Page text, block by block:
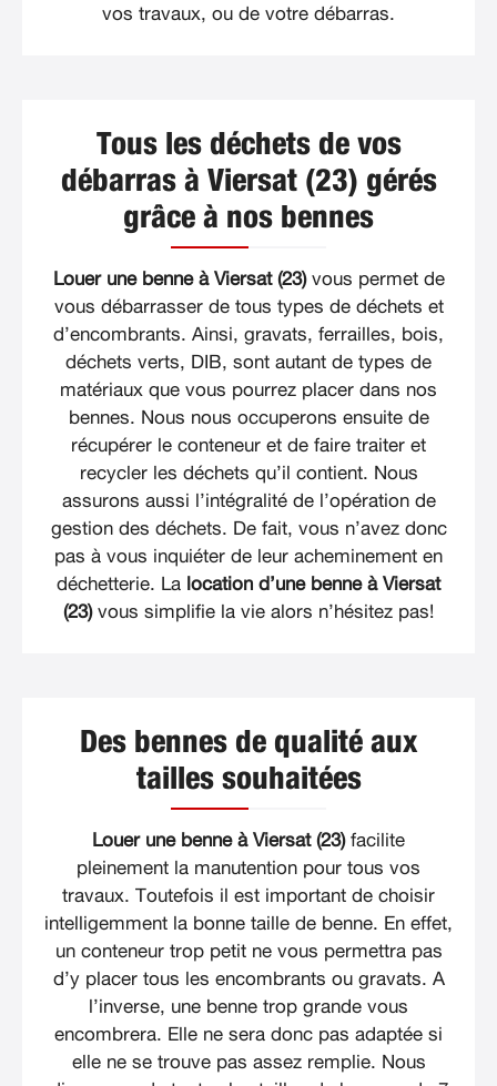
vos travaux, ou de votre débarras.
Tous les déchets de vos
débarras à Viersat (23) gérés
grâce à nos bennes
Louer une benne à Viersat (23)vous permet de
vous débarrasser de tous types de déchets et
d’encombrants. Ainsi, gravats, ferrailles, bois,
déchets verts, DIB, sont autant de types de
matériaux que vous pourrez placer dans nos
bennes. Nous nous occuperons ensuite de
récupérer le conteneur et de faire traiter et
recycler les déchets qu’il contient. Nous
assurons aussi l’intégralité de l’opération de
gestion des déchets. De fait, vous n’avez donc
pas à vous inquiéter de leur acheminement en
déchetterie. La location d’une benne à Viersat
(23)vous simplifie la vie alors n’hésitez pas!
Des bennes de qualité aux
tailles souhaitées
Louer une benne à Viersat (23)facilite
pleinement la manutention pour tous vos
travaux. Toutefois il est important de choisir
intelligemment la bonne taille de benne. En effet,
un conteneur trop petit ne vous permettra pas
d’y placer tous les encombrants ou gravats. A
l’inverse, une benne trop grande vous
encombrera. Elle ne sera donc pas adaptée si
elle ne se trouve pas assez remplie. Nous